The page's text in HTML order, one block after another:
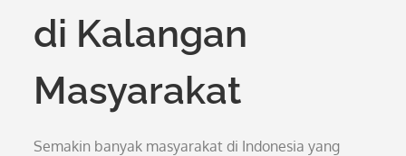
di Kalangan
Masyarakat
Semakin banyak masyarakat di Indonesia yang